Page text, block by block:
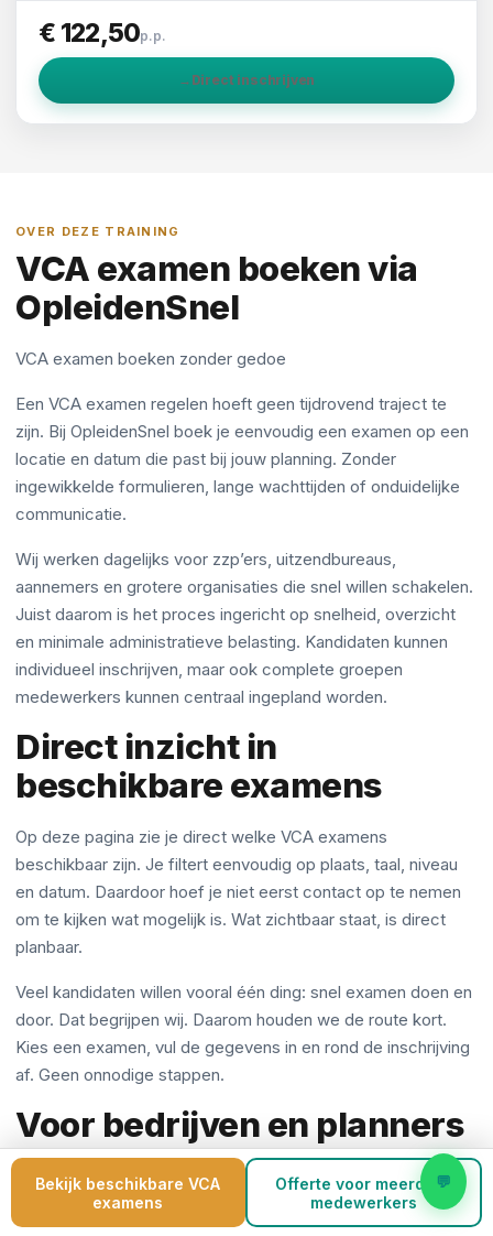
€ 122,50p.p.
→ Direct inschrijven
OVER DEZE TRAINING
VCA examen boeken via
OpleidenSnel
VCA examen boeken zonder gedoe
Een VCA examen regelen hoeft geen tijdrovend traject te
zijn. Bij OpleidenSnel boek je eenvoudig een examen op een
locatie en datum die past bij jouw planning. Zonder
ingewikkelde formulieren, lange wachttijden of onduidelijke
communicatie.
Wij werken dagelijks voor zzp’ers, uitzendbureaus,
aannemers en grotere organisaties die snel willen schakelen.
Juist daarom is het proces ingericht op snelheid, overzicht
en minimale administratieve belasting. Kandidaten kunnen
individueel inschrijven, maar ook complete groepen
medewerkers kunnen centraal ingepland worden.
Direct inzicht in
beschikbare examens
Op deze pagina zie je direct welke VCA examens
beschikbaar zijn. Je filtert eenvoudig op plaats, taal, niveau
en datum. Daardoor hoef je niet eerst contact op te nemen
om te kijken wat mogelijk is. Wat zichtbaar staat, is direct
planbaar.
Veel kandidaten willen vooral één ding: snel examen doen en
door. Dat begrijpen wij. Daarom houden we de route kort.
Kies een examen, vul de gegevens in en rond de inschrijving
af. Geen onnodige stappen.
Voor bedrijven en planners
Voor bedrijven draait het vaak niet om één kandidaat, maar
om capaciteit, inzetbaarheid en planning. Een medewerker
zonder geldig VCA-certificaat kan simpelweg niet aan het
Bekijk beschikbare VCA
examens
Offerte voor meerdere
medewerkers
💬